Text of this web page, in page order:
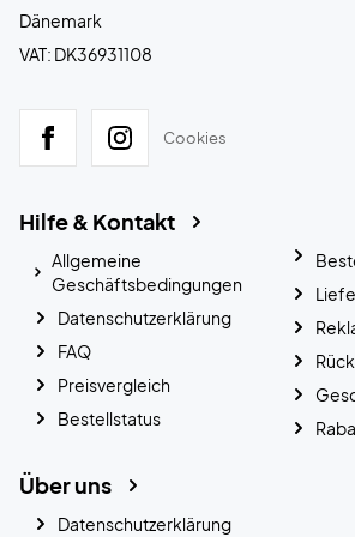
Dänemark
VAT: DK36931108
Cookies
Hilfe & Kontakt
Allgemeine
Geschäftsbedingungen
Datenschutzerklärung
FAQ
Preisvergleich
Bestellstatus
Über uns
Datenschutzerklärung